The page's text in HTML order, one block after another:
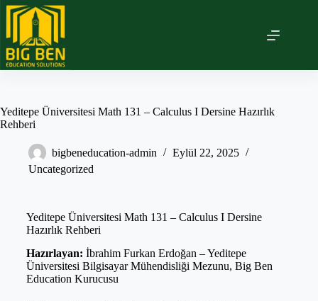
Yeditepe Üniversitesi Math 131 – Calculus I Dersine Hazırlık
Rehberi
bigbeneducation-admin
Eylül 22, 2025
Uncategorized
Yeditepe Üniversitesi Math 131 – Calculus I Dersine
Hazırlık Rehberi
Hazırlayan: İbrahim Furkan Erdoğan – Yeditepe
Üniversitesi Bilgisayar Mühendisliği Mezunu, Big Ben
Education Kurucusu